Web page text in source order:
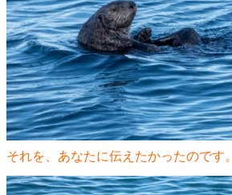
それを、あなたに伝えたかったのです。